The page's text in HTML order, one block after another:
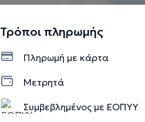
Τρόποι πληρωμής
Πληρωμή με κάρτα
Μετρητά
Συμβεβλημένος με ΕΟΠΥΥ